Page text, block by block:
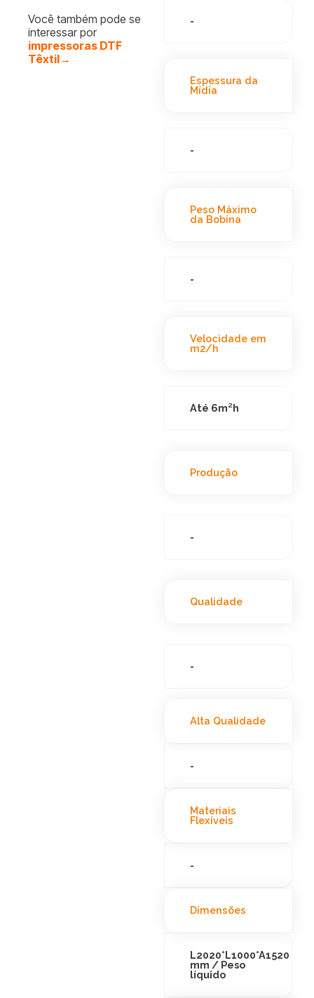
Você também pode se
interessar por
impressoras DTF
Têxtil→
-
Espessura da
Mídia
-
Peso Máximo
da Bobina
-
Velocidade em
m2/h
Até 6m²h
Produção
-
Qualidade
-
Alta Qualidade
-
Materiais
Flexíveis
-
Dimensões
L2020*L1000*A1520
mm / Peso
líquido